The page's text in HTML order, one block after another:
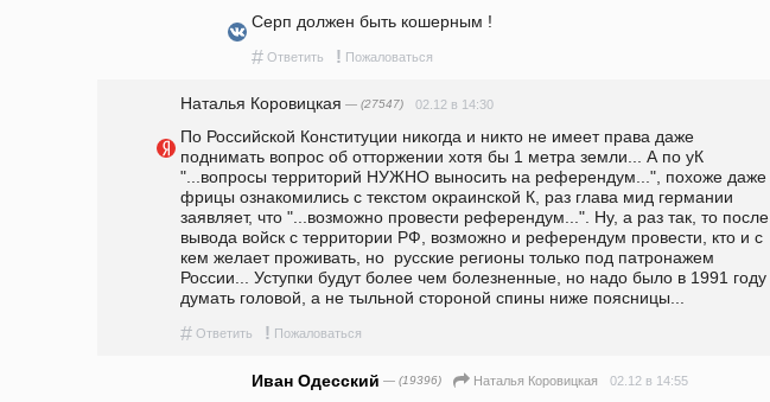
Серп должен быть кошерным !
# Ответить ! Пожаловаться
Наталья Коровицкая — (27547) 02.12 в 14:30
По Российской Конституции никогда и никто не имеет права даже
поднимать вопрос об отторжении хотя бы 1 метра земли... А по уК
"...вопросы территорий НУЖНО выносить на референдум...", похоже даже
фрицы ознакомились с текстом окраинской К, раз глава мид германии
заявляет, что "...возможно провести референдум...". Ну, а раз так, то после
вывода войск с территории РФ, возможно и референдум провести, кто и с
кем желает проживать, но  русские регионы только под патронажем
России... Уступки будут более чем болезненные, но надо было в 1991 году
думать головой, а не тыльной стороной спины ниже поясницы...
# Ответить ! Пожаловаться
Иван Одесский — (19396) Наталья Коровицкая 02.12 в 14:55